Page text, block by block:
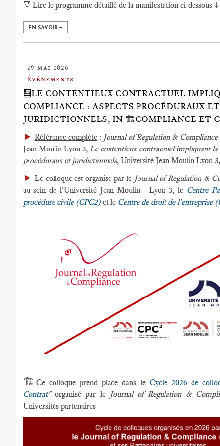
🔻 Lire le programme détaillé de la manifestation ci-dessous ⤵️
EN SAVOIR +
29 mai 2026
Événements
🧮LE CONTENTIEUX CONTRACTUEL
COMPLIANCE : ASPECTS PROCÉDURAUX ET
JURIDICTIONNELS, IN 🏗️COMPLIANCE ET
► Référence complète: Journal of Regulation & Compliance
Jean Moulin Lyon 3, Le contentieux contractuel impliquant la
procéduraux et juridictionnels, Université Jean Moulin Lyon
► Le colloque est organisé par le Journal of Regulation &
au sein de l'Université Jean Moulin - Lyon 3, le Centre
procédure civile (CPC2)et le Centre de droit de l'entreprise
🏗️ Ce colloque prend place dans le Cycle 2026 de
Contrat"organisé par le Journal of Regulation &
Universités partenaires